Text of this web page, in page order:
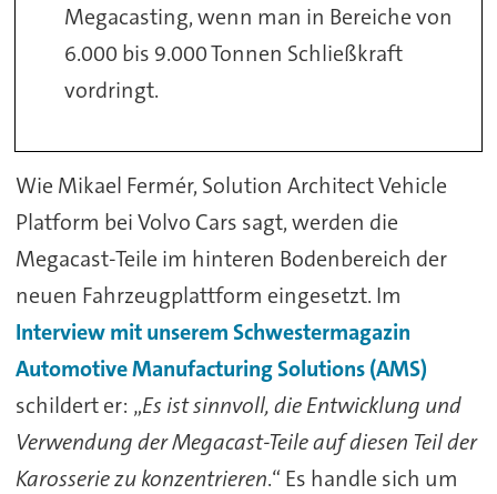
Megacasting, wenn man in Bereiche von
6.000 bis 9.000 Tonnen Schließkraft
vordringt.
Wie Mikael Fermér, Solution Architect Vehicle
Platform bei Volvo Cars sagt, werden die
Megacast-Teile im hinteren Bodenbereich der
neuen Fahrzeugplattform eingesetzt. Im
Interview mit unserem Schwestermagazin
Automotive Manufacturing Solutions (AMS)
schildert er: „Es ist sinnvoll, die Entwicklung und
Verwendung der Megacast-Teile auf diesen Teil der
Karosserie zu konzentrieren.“ Es handle sich um